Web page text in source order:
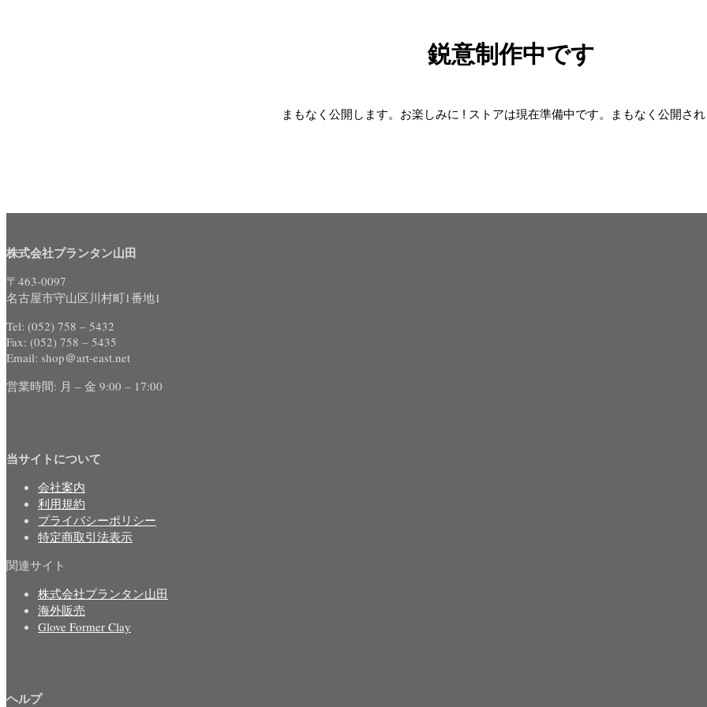
鋭意制作中です
まもなく公開します。お楽しみに ! ストアは現在準備中です。まもなく公開さ
株式会社プランタン山田
〒463-0097
名古屋市守山区川村町1番地1
Tel: (052) 758 – 5432
Fax: (052) 758 – 5435
Email: shop＠art-east.net
営業時間: 月 – 金 9:00 – 17:00
当サイトについて
会社案内
利用規約
プライバシーポリシー
特定商取引法表示
関連サイト
株式会社プランタン山田
海外販売
Glove Former Clay
ヘルプ